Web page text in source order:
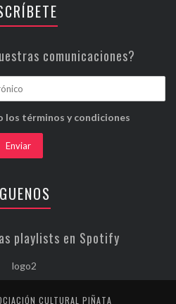
comunicaciones?
los términos y condiciones
playlists en Spotify
CULTURAL PIÑATA